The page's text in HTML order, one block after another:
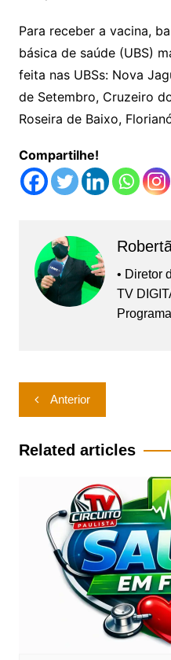
Para receber a vacina,
básica de saúde (UBS)
feita nas UBSs: Nova
de Setembro, Cruzeiro
Roseira de Baixo,
Compartilhe!
• Diretor
TV
Navegação
de
Post
Anterior
Related articles